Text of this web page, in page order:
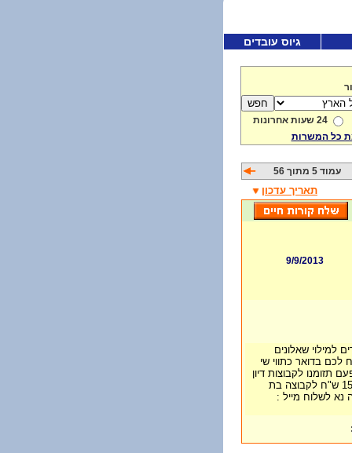
גיוס עובדים
24 שעות אחרונות
כל המשרות
עמוד 5 מתוך 56
תאריך עדכון
9/9/2013
למילוי שאלונים
בדואר כתווי שי
תזומנו לקבוצות דיון
בהם תוכלו להביע דעתכם ולקבל 150-300 ש"ח לקבוצה בת
לשלוח מייל :
: